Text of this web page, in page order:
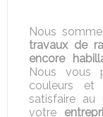
Nous
travaux de
encore
Nous vous
couleurs et
satisfaire
votre